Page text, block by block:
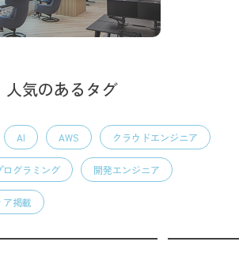
人気のあるタグ
AI AWS クラウドエンジニア
ログラミング 開発エンジニア
ア掲載